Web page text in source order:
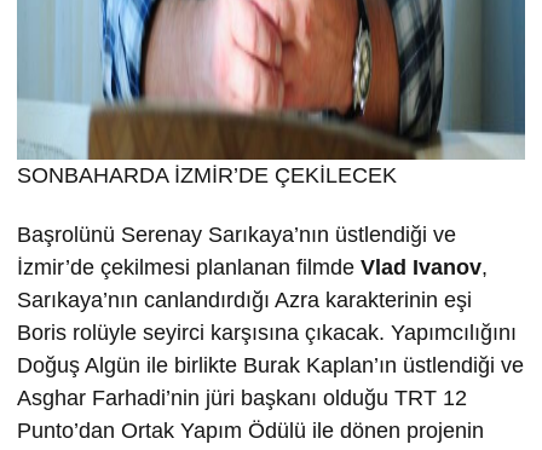
SONBAHARDA İZMİR’DE ÇEKİLECEK
Başrolünü Serenay Sarıkaya’nın üstlendiği ve
İzmir’de çekilmesi planlanan filmde Vlad Ivanov,
Sarıkaya’nın canlandırdığı Azra karakterinin eşi
Boris rolüyle seyirci karşısına çıkacak. Yapımcılığını
Doğuş Algün ile birlikte Burak Kaplan’ın üstlendiği ve
Asghar Farhadi’nin jüri başkanı olduğu TRT 12
Punto’dan Ortak Yapım Ödülü ile dönen projenin